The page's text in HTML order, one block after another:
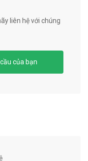
liên hệ với chúng
của bạn